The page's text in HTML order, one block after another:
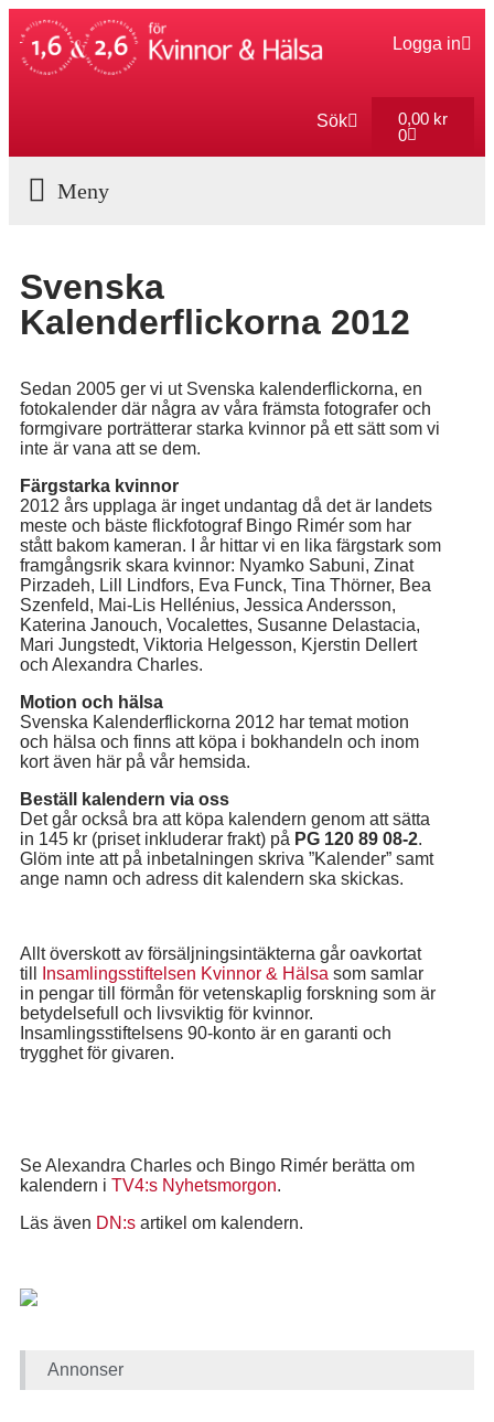
Logga in
Sök 0,00 kr
0
Svenska
Kalenderflickorna 2012
Sedan 2005 ger vi ut Svenska kalenderflickorna, en
fotokalender där några av våra främsta fotografer och
formgivare porträtterar starka kvinnor på ett sätt som vi
inte är vana att se dem.
Färgstarka kvinnor
2012 års upplaga är inget undantag då det är landets
meste och bäste flickfotograf Bingo Rimér som har
stått bakom kameran. I år hittar vi en lika färgstark som
framgångsrik skara kvinnor: Nyamko Sabuni, Zinat
Pirzadeh, Lill Lindfors, Eva Funck, Tina Thörner, Bea
Szenfeld, Mai-Lis Hellénius, Jessica Andersson,
Katerina Janouch, Vocalettes, Susanne Delastacia,
Mari Jungstedt, Viktoria Helgesson, Kjerstin Dellert
och Alexandra Charles.
Motion och hälsa
Svenska Kalenderflickorna 2012 har temat motion
och hälsa och finns att köpa i bokhandeln och inom
kort även här på vår hemsida.
Beställ kalendern via oss
Det går också bra att köpa kalendern genom att sätta
in 145 kr (priset inkluderar frakt) på PG 120 89 08-2.
Glöm inte att på inbetalningen skriva ”Kalender” samt
ange namn och adress dit kalendern ska skickas.
Allt överskott av försäljningsintäkterna går oavkortat
till
Insamlingsstiftelsen Kvinnor & Hälsa som samlar
in pengar till förmån för vetenskaplig forskning som är
betydelsefull och livsviktig för kvinnor.
Insamlingsstiftelsens 90-konto är en garanti och
trygghet för givaren.
Se Alexandra Charles och Bingo Rimér berätta om
kalendern i TV4:s Nyhetsmorgon.
Läs även DN:s artikel om kalendern.
Annonser